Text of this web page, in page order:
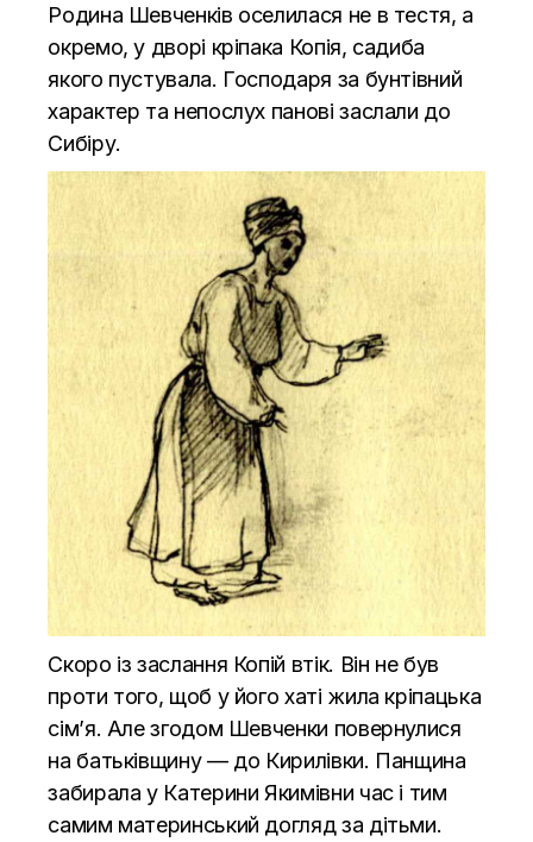
Родина Шевченків оселилася не в тестя, а
окремо, у дворі кріпака Копія, садиба
якого пустувала. Господаря за бунтівний
характер та непослух панові заслали до
Сибіру.
Скоро із заслання Копій втік. Він не був
проти того, щоб у його хаті жила кріпацька
сім’я. Але згодом Шевченки повернулися
на батьківщину — до Кирилівки. Панщина
забирала у Катерини Якимівни час і тим
самим материнський догляд за дітьми.